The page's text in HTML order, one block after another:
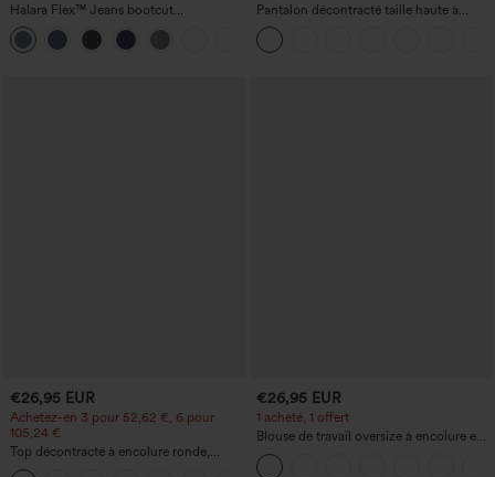
Halara Flex™ Jeans bootcut
décontractés taille haute, effet délavé,
avec poches
Pantalon décontracté taille haute à
jambe droite, effet lin, avec poches
€26,95 EUR
Achetez-en 3 pour 52,62 €, 6 pour
105,24 €
Top décontracté à encolure ronde,
manches chauve-souris et coupe ample
€26,95 EUR
1 acheté, 1 offert
Blouse de travail oversize à encolure en
V, manches courtes, en tissu
anti‑froissage